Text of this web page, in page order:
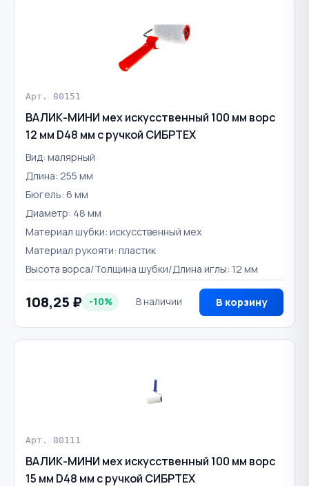
Арт. 80151
ВАЛИК-МИНИ мех искусственный 100 мм ворс
12 мм D48 мм с ручкой СИБРТЕХ
Вид: малярный
Длина: 255 мм
Бюгель: 6 мм
Диаметр: 48 мм
Материал шубки: искусственный мех
Материал рукояти: пластик
Высота ворса/Толщина шубки/Длина иглы: 12 мм
108,25 ₽ -10% В наличии В корзину
Арт. 80111
ВАЛИК-МИНИ мех искусственный 100 мм ворс
15 мм D48 мм с ручкой СИБРТЕХ